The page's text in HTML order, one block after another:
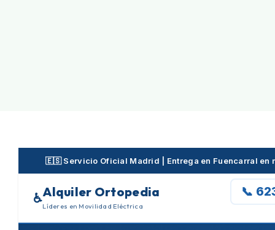
🇪🇸 Servicio Oficial Madrid | Entrega en Fuencarral en
♿Alquiler Ortopedia
Líderes en Movilidad Eléctrica
📞